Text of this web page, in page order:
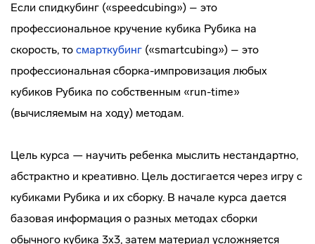
Если спидкубинг («speedcubing») – это
профессиональное кручение кубика Рубика на
скорость, то смарткубинг («smartcubing») – это
профессиональная сборка-импровизация любых
кубиков Рубика по собственным «run-time»
(вычисляемым на ходу) методам.
Цель курса — научить ребенка мыслить нестандартно,
абстрактно и креативно. Цель достигается через игру с
кубиками Рубика и их сборку. В начале курса дается
базовая информация о разных методах сборки
обычного кубика 3х3, затем материал усложняется